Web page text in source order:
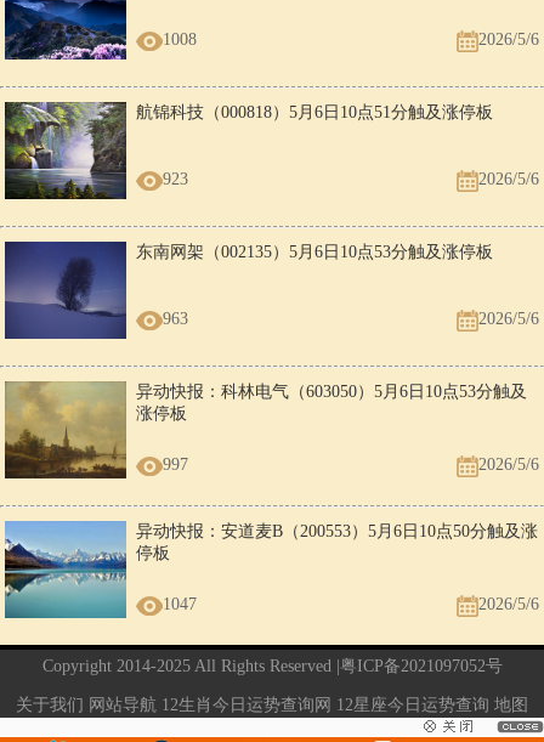
1008 2026/5/6
航锦科技（000818）5月6日10点51分触及涨停板
923 2026/5/6
东南网架（002135）5月6日10点53分触及涨停板
963 2026/5/6
异动快报：科林电气（603050）5月6日10点53分触及
涨停板
997 2026/5/6
异动快报：安道麦B（200553）5月6日10点50分触及涨
停板
1047 2026/5/6
Copyright 2014-2025 All Rights Reserved | 粤ICP备2021097052号
关于我们 网站导航 12生肖今日运势查询网 12星座今日运势查询 地图